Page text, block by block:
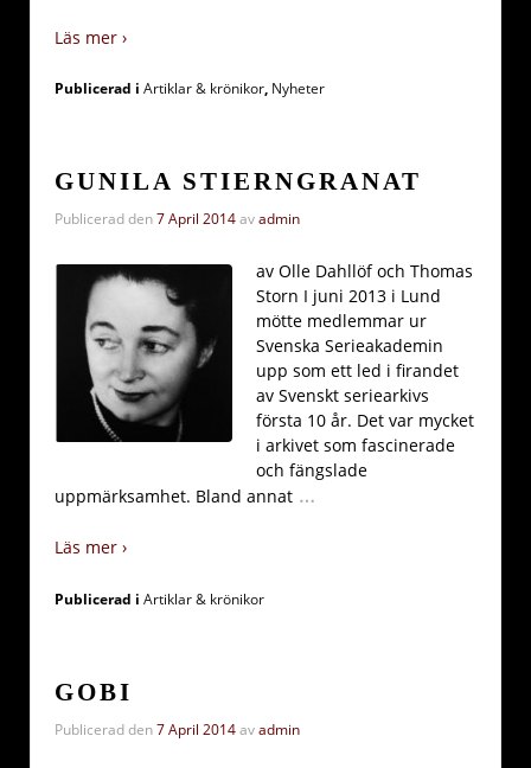
Läs mer ›
Publicerad i Artiklar & krönikor, Nyheter
GUNILA STIERNGRANAT
Publicerad den7 April 2014avadmin
av Olle Dahllöf och Thomas
Storn I juni 2013 i Lund
mötte medlemmar ur
Svenska Serieakademin
upp som ett led i firandet
av Svenskt seriearkivs
första 10 år. Det var mycket
i arkivet som fascinerade
och fängslade
uppmärksamhet. Bland annat …
Läs mer ›
Publicerad i Artiklar & krönikor
GOBI
Publicerad den7 April 2014avadmin